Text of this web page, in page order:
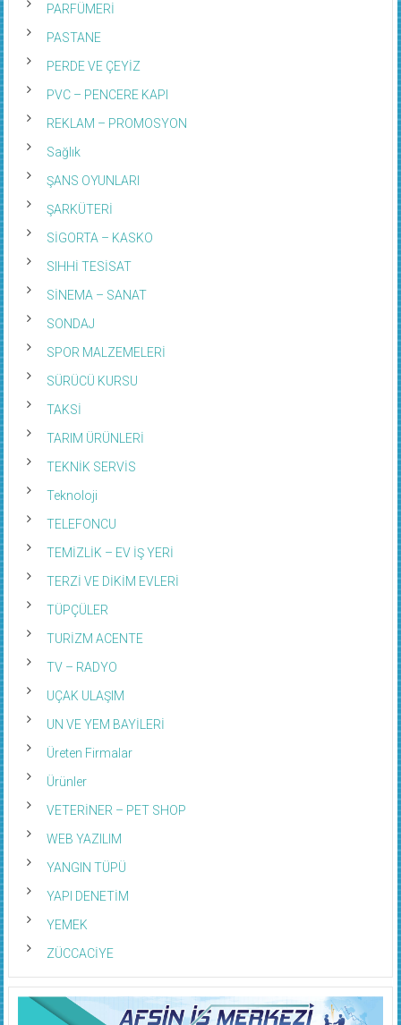
PARFÜMERİ
PASTANE
PERDE VE ÇEYİZ
PVC – PENCERE KAPI
REKLAM – PROMOSYON
Sağlık
ŞANS OYUNLARI
ŞARKÜTERİ
SİGORTA – KASKO
SIHHİ TESİSAT
SİNEMA – SANAT
SONDAJ
SPOR MALZEMELERİ
SÜRÜCÜ KURSU
TAKSİ
TARIM ÜRÜNLERİ
TEKNİK SERVİS
Teknoloji
TELEFONCU
TEMİZLİK – EV İŞ YERİ
TERZİ VE DİKİM EVLERİ
TÜPÇÜLER
TURİZM ACENTE
TV – RADYO
UÇAK ULAŞIM
UN VE YEM BAYİLERİ
Üreten Firmalar
Ürünler
VETERİNER – PET SHOP
WEB YAZILIM
YANGIN TÜPÜ
YAPI DENETİM
YEMEK
ZÜCCACİYE